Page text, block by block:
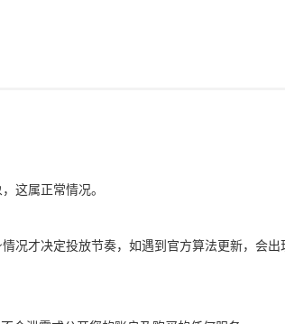
这属正常情况。
况才决定投放节奏，如遇到官方算法更新，会出